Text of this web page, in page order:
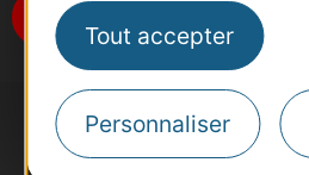
Tout accepter
Personnaliser
Je m'abonne